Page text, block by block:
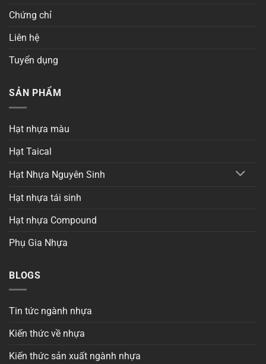
Chứng chỉ
Liên hệ
Tuyển dụng
SẢN PHẨM
Hạt nhựa màu
Hạt Taical
Hạt Nhựa Nguyên Sinh
Hạt nhựa tái sinh
Hạt nhựa Compound
Phụ Gia Nhựa
BLOGS
Tin tức ngành nhựa
Kiến thức về nhựa
Kiến thức sản xuất ngành nhựa